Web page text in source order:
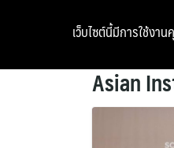
Asian
เว็บไซต์นี้มีการใช้งา